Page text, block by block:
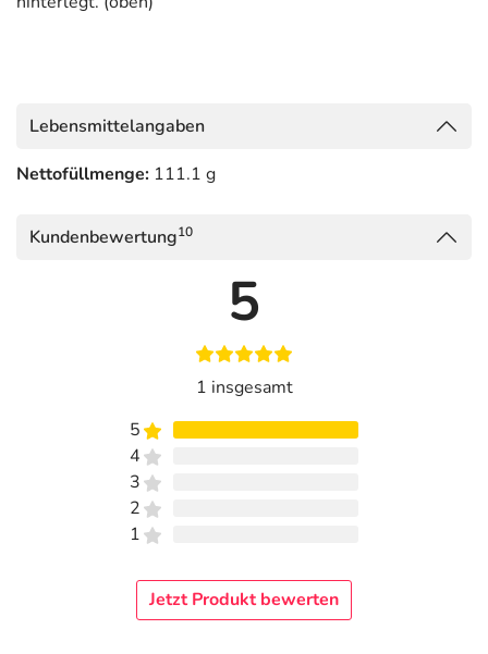
Lebensmittelangaben
Nettofüllmenge: 111.1 g
Kundenbewertung10
5
1 insgesamt
5
4
3
2
1
Jetzt Produkt bewerten